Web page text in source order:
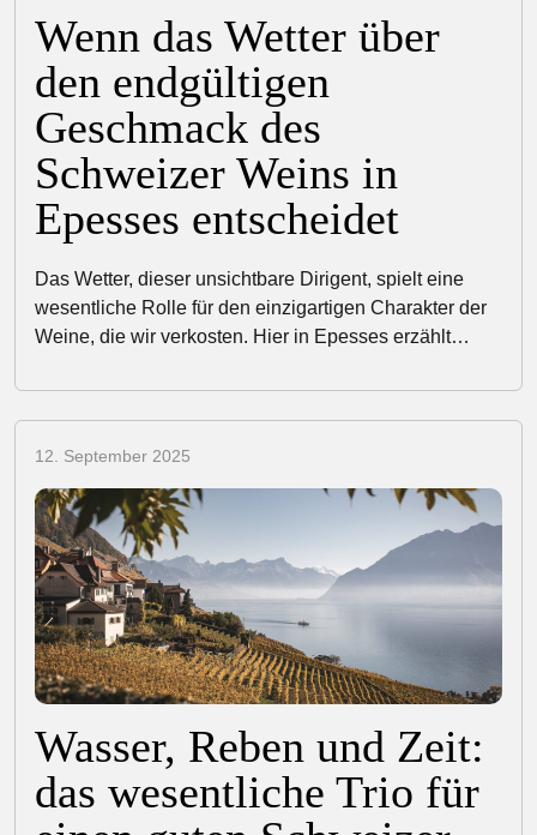
Wenn das Wetter über
den endgültigen
Geschmack des
Schweizer Weins in
Epesses entscheidet
Das Wetter, dieser unsichtbare Dirigent, spielt eine
wesentliche Rolle für den einzigartigen Charakter der
Weine, die wir verkosten. Hier in Epesses erzählt…
12. September 2025
Wasser, Reben und Zeit:
das wesentliche Trio für